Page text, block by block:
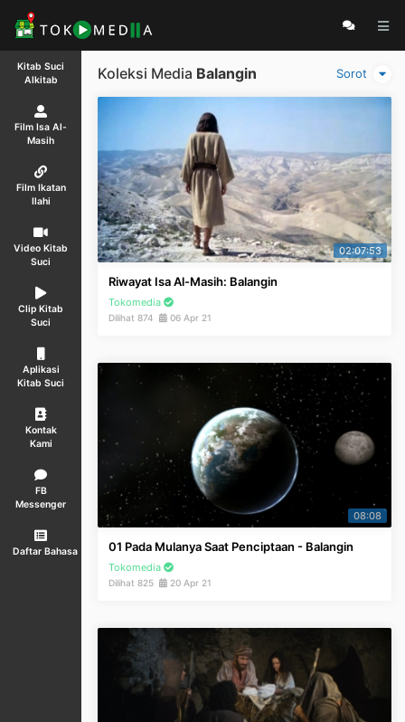
Kitab Suci
Alkitab
Film Isa Al-
Masih
Film Ikatan
Ilahi
Video Kitab
Suci
Clip Kitab
Suci
Aplikasi
Kitab Suci
Kontak
Kami
FB
Messenger
Daftar Bahasa
Sorot
Koleksi Media Balangin
02:07:53
Riwayat Isa Al-Masih: Balangin
Tokomedia
Dilihat 874 06 Apr 21
08:08
01 Pada Mulanya Saat Penciptaan - Balangin
Tokomedia
Dilihat 825 20 Apr 21